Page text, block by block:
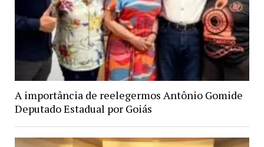
A importância de reelegermos Antônio Gomide
Deputado Estadual por Goiás